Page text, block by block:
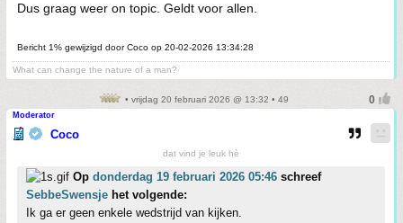
Dus graag weer on topic. Geldt voor allen.
Bericht 1% gewijzigd door Coco op 20-02-2026 13:34:28
What can change the nature of a man?
• vrijdag 20 februari 2026 @ 13:32 • 49
Moderator
Coco
dat vind je leuk hè
Op donderdag 19 februari 2026 05:46 schreef
SebbeSwensje het volgende:
Ik ga er geen enkele wedstrijd van kijken.